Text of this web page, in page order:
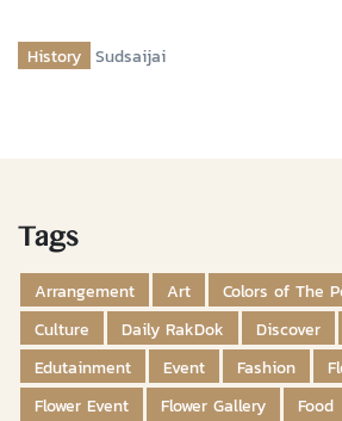
History Sudsaijai
Tags
Arrangement Art
Colors of The
Culture
Daily RakDok Discover
Edutainment
Event Fashion
Flower Event
Flower Gallery Food